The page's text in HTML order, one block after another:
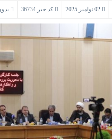
کد خبر 36734